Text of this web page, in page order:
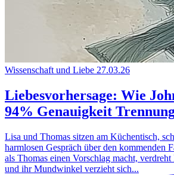
Wissenschaft und Liebe 27.03.26
Liebesvorhersage: Wie
94% Genauigkeit
Lisa und Thomas sitzen am Küchentisch,
harmlosen Gespräch über den kommenden
als Thomas einen Vorschlag macht,
und ihr Mundwinkel verzieht sich...